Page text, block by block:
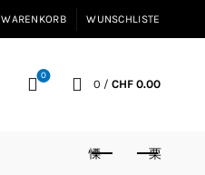
WARENKORB WUNSCHLISTE
0
0 / CHF0.00